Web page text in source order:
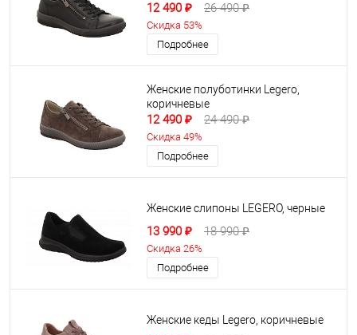
12 490 ₽ 26 490 ₽
Скидка 53%
Подробнее
Женские полуботинки Legero,
коричневые
12 490 ₽ 24 490 ₽
Скидка 49%
Подробнее
Женские слипоны LEGERO, черные
13 990 ₽ 18 990 ₽
Скидка 26%
Подробнее
Женские кеды Legero, коричневые